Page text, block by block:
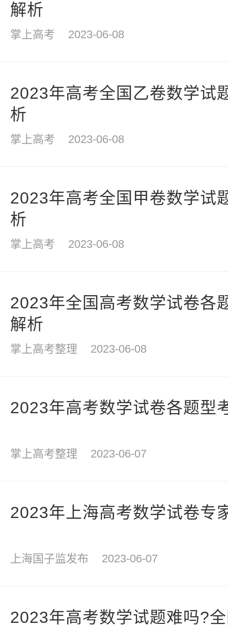
解析
掌上高考 2023-06-08
2023年高考全国乙卷数学试
析
掌上高考 2023-06-08
2023年高考全国甲卷数学试
析
掌上高考 2023-06-08
2023年全国高考数学试卷各
解析
掌上高考整理 2023-06-08
2023年高考数学试卷各题型
掌上高考整理 2023-06-07
2023年上海高考数学试卷专
上海国子监发布 2023-06-07
2023年高考数学试题难吗?